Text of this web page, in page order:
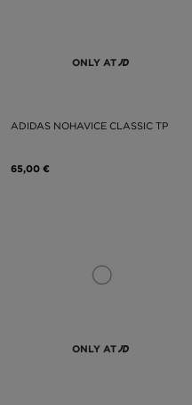
ONLY AT
ADIDAS NOHAVICE CLASSIC TP
65,00 €
ONLY AT